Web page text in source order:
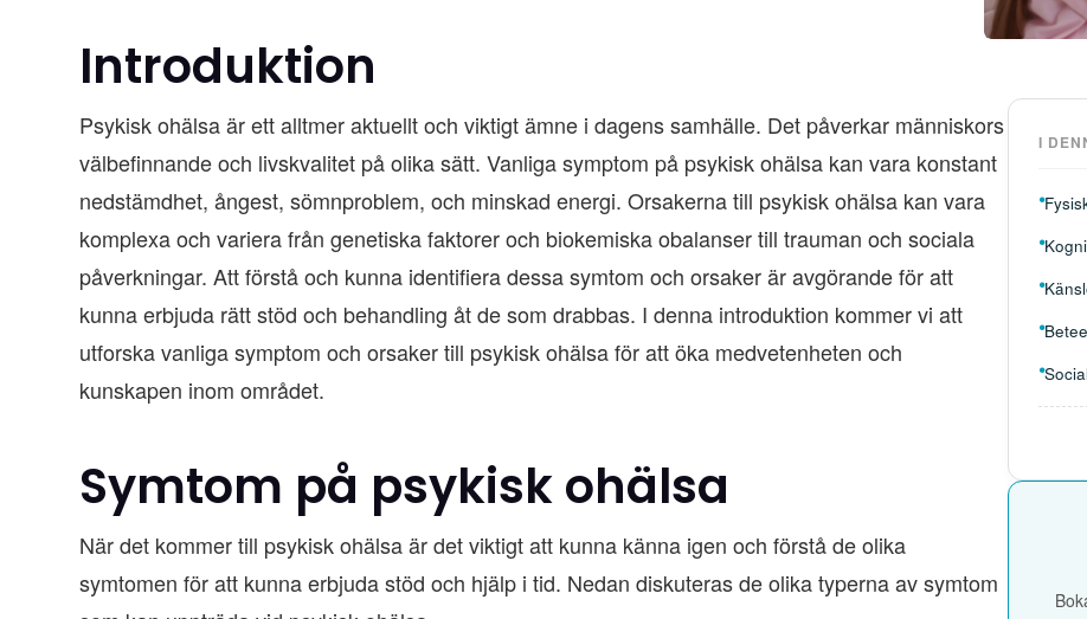
Introduktion
Psykisk ohälsa är ett alltmer aktuellt och viktigt ämne i dagens samhälle. Det påverkar människors
välbefinnande och livskvalitet på olika sätt. Vanliga symptom på psykisk ohälsa kan vara konstant
nedstämdhet, ångest, sömnproblem, och minskad energi. Orsakerna till psykisk ohälsa kan vara
komplexa och variera från genetiska faktorer och biokemiska obalanser till trauman och sociala
påverkningar. Att förstå och kunna identifiera dessa symtom och orsaker är avgörande för att
kunna erbjuda rätt stöd och behandling åt de som drabbas. I denna introduktion kommer vi att
utforska vanliga symptom och orsaker till psykisk ohälsa för att öka medvetenheten och
kunskapen inom området.
Symtom på psykisk ohälsa
När det kommer till psykisk ohälsa är det viktigt att kunna känna igen och förstå de olika
symtomen för att kunna erbjuda stöd och hjälp i tid. Nedan diskuteras de olika typerna av symtom
I